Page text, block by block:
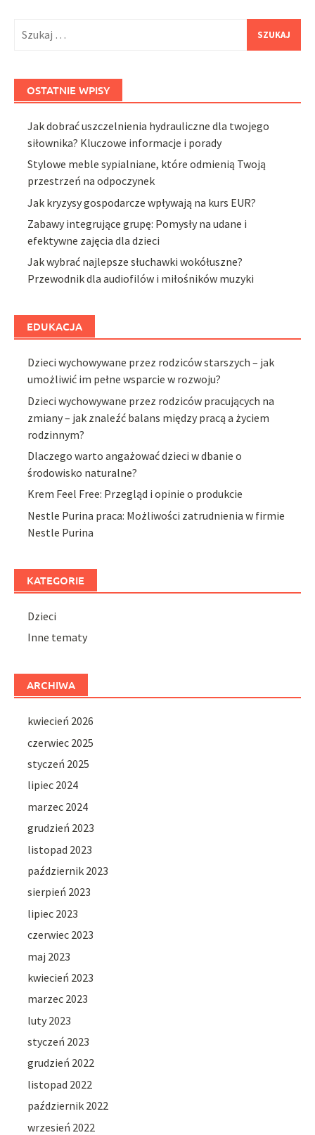
OSTATNIE WPISY
Jak dobrać uszczelnienia hydrauliczne dla twojego
siłownika? Kluczowe informacje i porady
Stylowe meble sypialniane, które odmienią Twoją
przestrzeń na odpoczynek
Jak kryzysy gospodarcze wpływają na kurs EUR?
Zabawy integrujące grupę: Pomysły na udane i
efektywne zajęcia dla dzieci
Jak wybrać najlepsze słuchawki wokółuszne?
Przewodnik dla audiofilów i miłośników muzyki
EDUKACJA
Dzieci wychowywane przez rodziców starszych – jak
umożliwić im pełne wsparcie w rozwoju?
Dzieci wychowywane przez rodziców pracujących na
zmiany – jak znaleźć balans między pracą a życiem
rodzinnym?
Dlaczego warto angażować dzieci w dbanie o
środowisko naturalne?
Krem Feel Free: Przegląd i opinie o produkcie
Nestle Purina praca: Możliwości zatrudnienia w firmie
Nestle Purina
KATEGORIE
Dzieci
Inne tematy
ARCHIWA
kwiecień 2026
czerwiec 2025
styczeń 2025
lipiec 2024
marzec 2024
grudzień 2023
listopad 2023
październik 2023
sierpień 2023
lipiec 2023
czerwiec 2023
maj 2023
kwiecień 2023
marzec 2023
luty 2023
styczeń 2023
grudzień 2022
listopad 2022
październik 2022
wrzesień 2022